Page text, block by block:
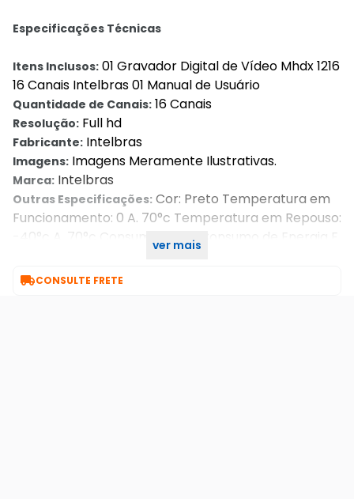
Especificações Técnicas
Itens Inclusos: 01 Gravador Digital de Vídeo Mhdx 1216
16 Canais Intelbras 01 Manual de Usuário
Quantidade de Canais: 16 Canais
Resolução: Full hd
Fabricante: Intelbras
Imagens: Imagens Meramente Ilustrativas.
Marca: Intelbras
Outras Especificações: Cor: Preto Temperatura em
Funcionamento: 0 A. 70°c Temperatura em Repouso:
-40°c A. 70°c Consumo: Baixo Consumo de Energia E.
ver mais
CONSULTE FRETE